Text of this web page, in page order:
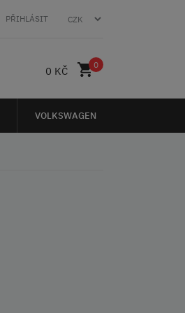
PŘIHLÁSIT
0 KČ 0
VOLKSWAGEN